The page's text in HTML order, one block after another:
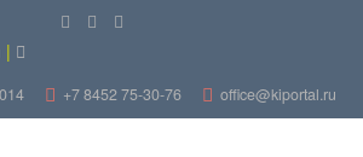
|
+7 8452 75-30-76 office@kiportal.ru